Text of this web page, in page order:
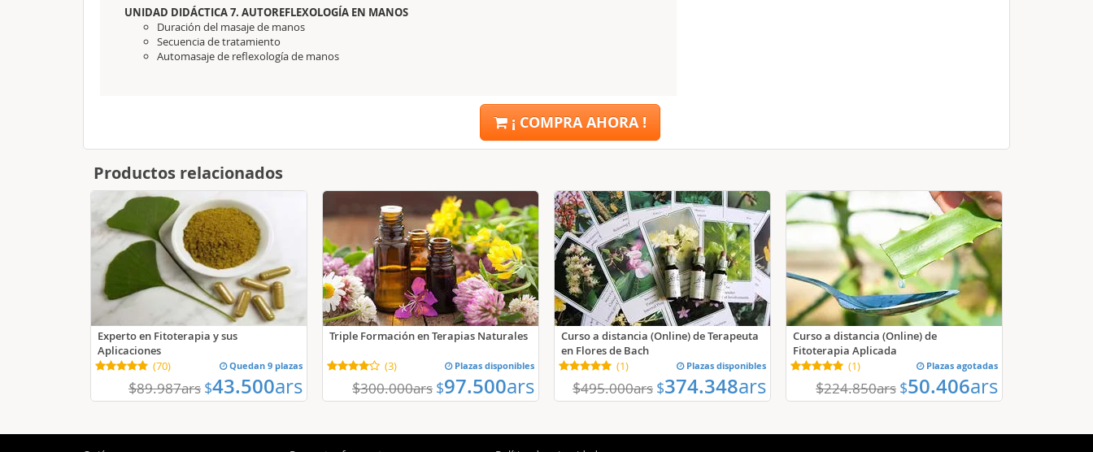
UNIDAD DIDÁCTICA 7. AUTOREFLEXOLOGÍA EN MANOS
Duración del masaje de manos
Secuencia de tratamiento
Automasaje de reflexología de manos
¡ COMPRA AHORA !
Productos relacionados
Experto en Fitoterapia y sus
Aplicaciones
(70) Quedan 9 plazas
$89.987ars $43.500ars
Triple Formación en Terapias Naturales
(3) Plazas disponibles
$300.000ars $97.500ars
Curso a distancia (Online) de Terapeuta
en Flores de Bach
(1) Plazas disponibles
$495.000ars $374.348ars
Curso a distancia (Online) de
Fitoterapia Aplicada
(1) Plazas agotadas
$224.850ars $50.406ars